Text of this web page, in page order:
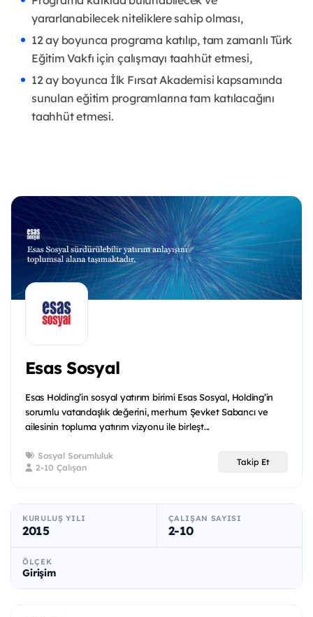
yararlanabilecek niteliklere sahip olması,
12 ay boyunca programa katılıp, tam zamanlı Türk
Eğitim Vakfı için çalışmayı taahhüt etmesi,
12 ay boyunca İlk Fırsat Akademisi kapsamında
sunulan eğitim programlarına tam katılacağını
taahhüt etmesi.
Esas Sosyal
Esas Holding’in sosyal yatırım birimi Esas Sosyal, Holding’in
sorumlu vatandaşlık değerini, merhum Şevket Sabancı ve
ailesinin topluma yatırım vizyonu ile birleşt...
Sosyal Sorumluluk
2-10 Çalışan
Takip Et
KURULUŞ YILI
2015
ÇALIŞAN SAYISI
2-10
ÖLÇEK
Girişim